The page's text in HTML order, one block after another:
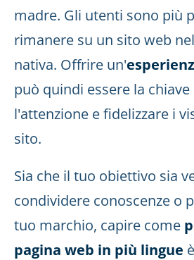
madre. Gli utenti sono più
rimanere su un sito web
nativa. Offrire un'
può quindi essere la
l'attenzione e fidelizzare i
sito.
Sia che il tuo obiettivo sia
condividere conoscenze o
tuo marchio, capire come
pagina web in più lingue